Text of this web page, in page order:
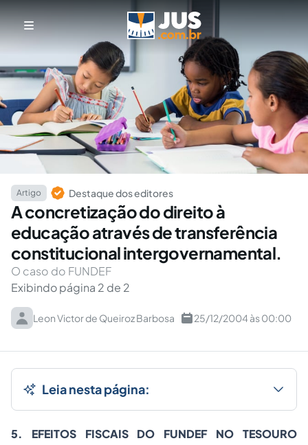
Artigo Destaque dos editores
A concretização do direito à
educação através de transferência
constitucional intergovernamental.
O caso do FUNDEF
Exibindo página 2 de 2
Leon Victor de Queiroz Barbosa 25/12/2004 às 00:00
Leia nesta página:
5. EFEITOS FISCAIS DO FUNDEF NO TESOURO